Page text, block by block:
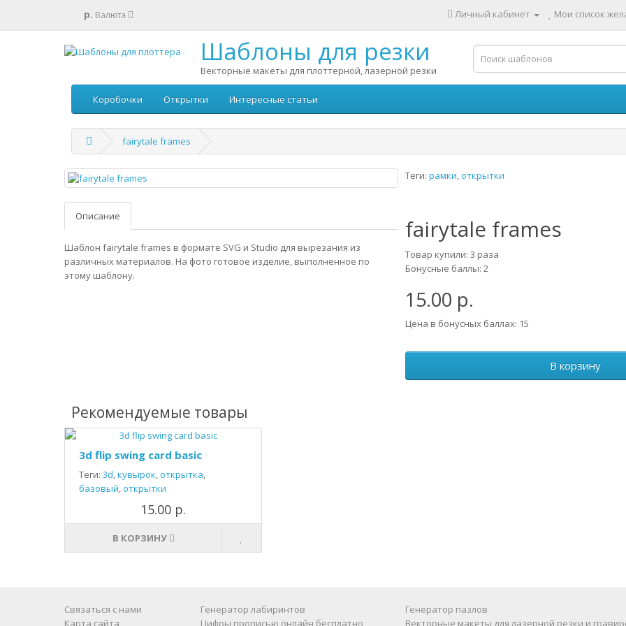
р. Валюта Личный кабинет Мои список
Шаблоны для резки
Векторные макеты для плоттерной, лазерной резки
Коробочки Открытки Интересные статьи
fairytale frames
Описание
Шаблон fairytale frames в формате SVG и Studio для вырезания из
различных материалов. На фото готовое изделие, выполненное по
этому шаблону.
Теги: рамки,открытки
fairytale frames
Товар купили: 3 раза
Бонусные баллы: 2
15.00 р.
Цена в бонусных баллах: 15
В корзину
Рекомендуемые товары
3d flip swing card basic
Теги: 3d,кувырок,открытка,
базовый,открытки
15.00 р.
В КОРЗИНУ
Связаться с нами
Карта сайта
Генератор лабиринтов
Цифры прописью онлайн бесплатно
Генератор пазлов
Векторные макеты для лазерной резки и